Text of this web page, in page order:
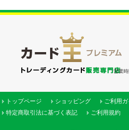
営業
トップページ ショッピング ご利用
特定商取引法に基づく表記
ご利用規約